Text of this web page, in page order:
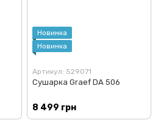
Новинка
Новинка
Артикул: 529071
Сушарка Graef DA 506
8 499 грн